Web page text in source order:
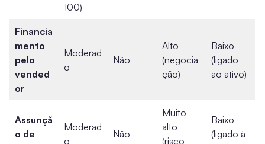
100)
Financia
mento
pelo
vended
or
Moderad
o
Não
Alto
(negocia
ção)
Baixo
(ligado
ao ativo)
Assunçã
o de
Moderad
o
Não
Muito
alto
(risco
Baixo
(ligado à